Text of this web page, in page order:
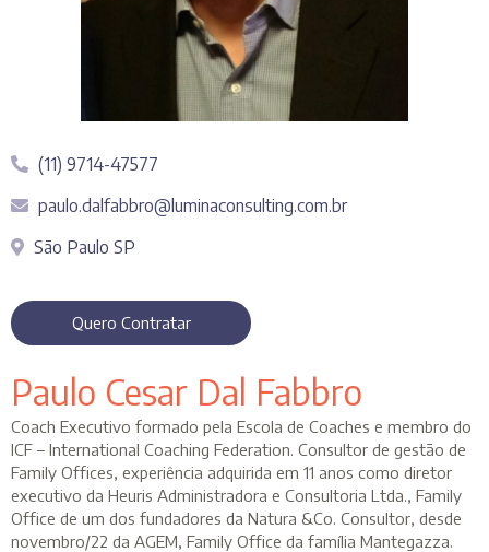
(11) 9714-47577
paulo.dalfabbro@luminaconsulting.com.br
São Paulo SP
Quero Contratar
Paulo Cesar Dal Fabbro
Coach Executivo formado pela Escola de Coaches e membro do
ICF – International Coaching Federation. Consultor de gestão de
Family Offices, experiência adquirida em 11 anos como diretor
executivo da Heuris Administradora e Consultoria Ltda., Family
Office de um dos fundadores da Natura &Co. Consultor, desde
novembro/22 da AGEM, Family Office da família Mantegazza.